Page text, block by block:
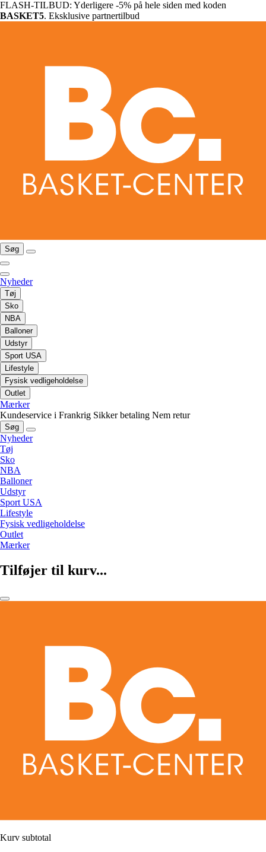
FLASH-TILBUD: Yderligere -5% på hele siden med koden
BASKET5. Eksklusive partnertilbud
Søg
Nyheder
Tøj
Sko
NBA
Balloner
Udstyr
Sport USA
Lifestyle
Fysisk vedligeholdelse
Outlet
Mærker
Kundeservice i Frankrig Sikker betaling Nem retur
Søg
Nyheder
Tøj
Sko
NBA
Balloner
Udstyr
Sport USA
Lifestyle
Fysisk vedligeholdelse
Outlet
Mærker
Tilføjer til kurv...
Kurv subtotal